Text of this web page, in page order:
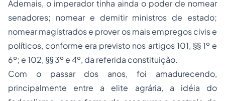
Ademais, o imperador tinha ainda o poder de nomear
senadores; nomear e demitir ministros de estado;
nomear magistrados e prover os mais empregos civis e
políticos, conforme era previsto nos artigos 101, §§ 1º e
6º; e 102, §§ 3º e 4º, da referida constituição.
Com o passar dos anos, foi amadurecendo,
principalmente entre a elite agrária, a idéia do